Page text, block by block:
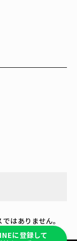
に登録して
はありません。